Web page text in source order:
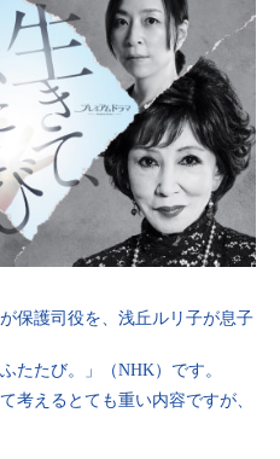
保護司役を、浅丘ルリ子が息子
たたび。」（NHK）です。
考えるとても重い内容ですが、